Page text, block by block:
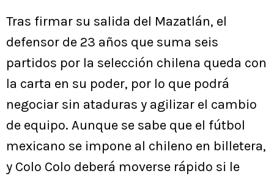
Tras firmar su salida del Mazatlán, el
defensor de 23 años que suma seis
partidos por la selección chilena queda con
la carta en su poder, por lo que podrá
negociar sin ataduras y agilizar el cambio
de equipo. Aunque se sabe que el fútbol
mexicano se impone al chileno en billetera,
y Colo Colo deberá moverse rápido si le